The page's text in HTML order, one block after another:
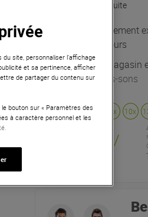
Livraison Gratuite
Habituellement
sous 5 jours
Retrait magasin
à Univers-sons
Payer en 3x 4x 10x
/
site, personnaliser l’affichage
et sa pertinence, afficher
de partager du contenu sur
bouton sur « Paramètres des
à caractère personnel et les